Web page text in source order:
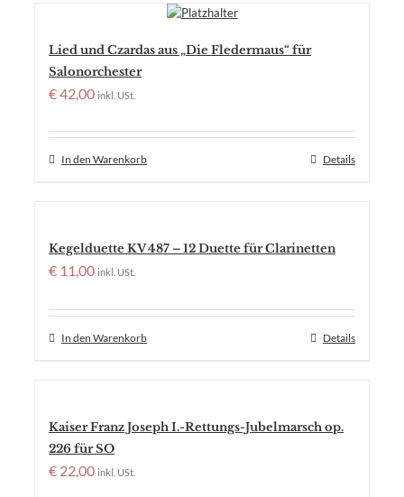
Lied und Czardas aus „Die Fledermaus“ für
Salonorchester
€42,00 inkl. USt.
In den Warenkorb Details
Kegelduette KV 487 – 12 Duette für Clarinetten
€ 11,00 inkl. USt.
In den Warenkorb Details
Kaiser Franz Joseph I.-Rettungs-Jubelmarsch op.
226 für SO
€ 22,00 inkl. USt.